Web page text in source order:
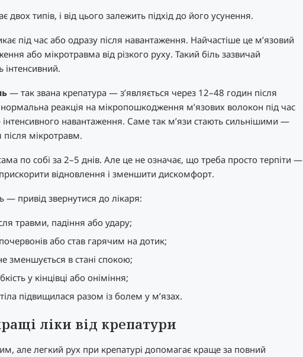
двох типів, і від цього залежить підхід до його усунення.
під час або одразу після навантаження. Найчастіше це м’язовий
або мікротравма від різкого руху. Такий біль зазвичай
інтенсивний.
— так звана крепатура — з’являється через 12–48 годин після
реакція на мікропошкодження м’язових волокон під час
навантаження. Саме так м’язи стають сильнішими —
після мікротравм.
по собі за 2–5 днів. Але це не означає, що треба просто терпіти —
відновлення і зменшити дискомфорт.
— привід звернутися до лікаря:
травми, падіння або удару;
або став гарячим на дотик;
зменшується в стані спокою;
у кінцівці або оніміння;
підвищилася разом із болем у м’язах.
ліки від крепатури
але легкий рух при крепатурі допомагає краще за повний